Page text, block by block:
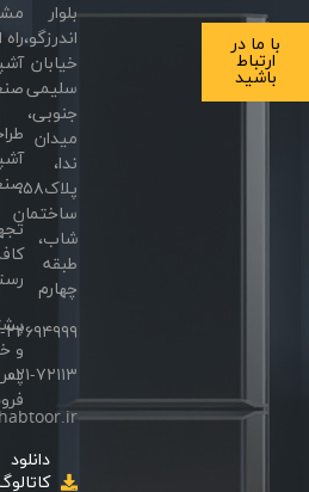
با ما در
ارتباط
باشید
بلوار
اندرزگو،
خیابان
سلیمی
جنوبی،
میدان
ندا،
پلاک۵۸،
ساختمان
شاب،
طبقه
چهارم
۰۲۱-
۰۲۱-۷۲۱۱۳
دانلود
و
پس